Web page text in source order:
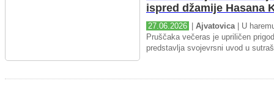
ispred džamije Hasana
27.06.2026 Ajvatovica| U
Pruščaka večeras je upriličen
predstavlja svojevrsni uvod u